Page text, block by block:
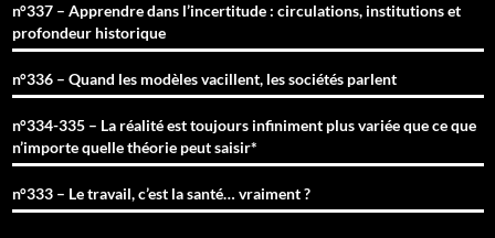
n°337 – Apprendre dans l’incertitude : circulations, institutions et
profondeur historique
n°336 – Quand les modèles vacillent, les sociétés parlent
n°334-335 – La réalité est toujours infiniment plus variée que ce que
n’importe quelle théorie peut saisir*
n°333 – Le travail, c’est la santé… vraiment ?